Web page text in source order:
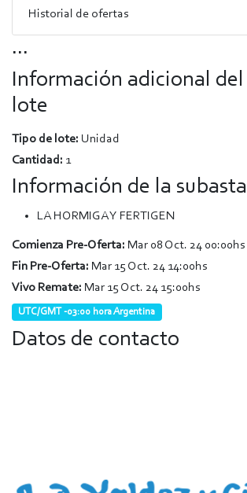
Historial de ofertas
...
Información adicional del
lote
Tipo de lote: Unidad
Cantidad: 1
Información de la subasta
LA HORMIGA Y FERTIGEN
Comienza Pre-Oferta: Mar 08 Oct. 24 00:00hs
Fin Pre-Oferta: Mar 15 Oct. 24 14:00hs
Vivo Remate: Mar 15 Oct. 24 15:00hs
UTC/GMT -03:00 hora Argentina
Datos de contacto